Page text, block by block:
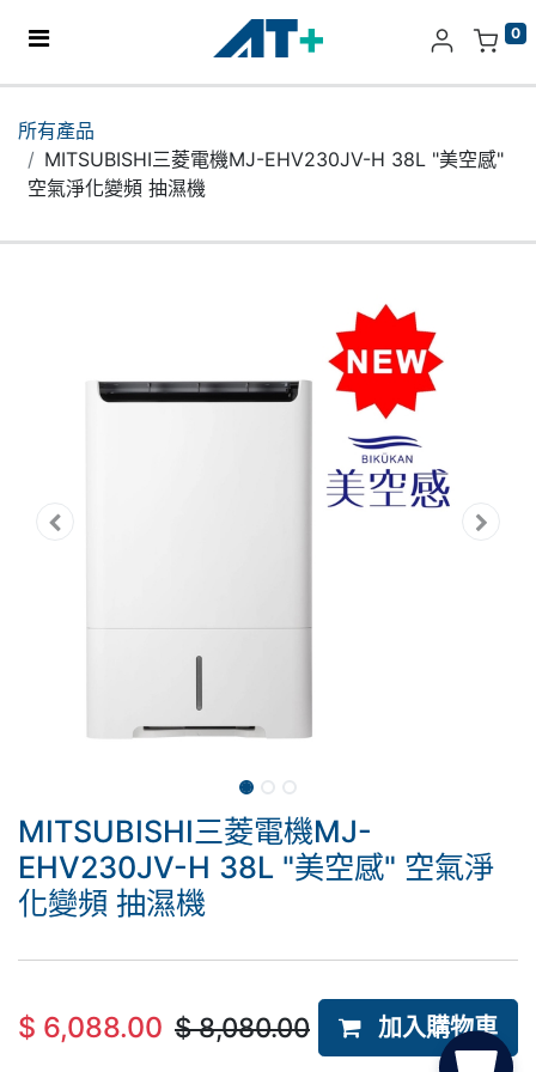
0
產品
所有產品
MITSUBISHI三菱電機MJ-EHV230JV-H 38L "美空感"
空氣淨化變頻 抽濕機
MITSUBISHI三菱電機MJ-
EHV230JV-H 38L "美空感" 空氣淨
化變頻 抽濕機
$ 6,088.00 $8,080.00 加入購物車